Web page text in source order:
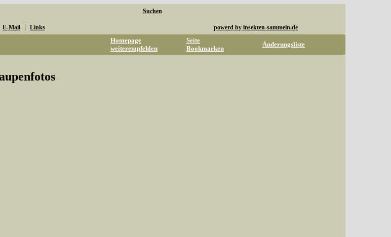
Suchen
E-Mail | Links powerd by insekten-sammeln.de
Homepage
weiterempfehlen
Seite
Bookmarken
Änderungsliste